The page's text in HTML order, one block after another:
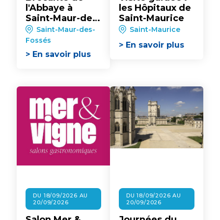
l'Abbaye à
Saint-Maur-des-
Fossés
Saint-Maur-des-
Fossés
> En savoir plus
les Hôpitaux de
Saint-Maurice
Saint-Maurice
> En savoir plus
DU 18/09/2026 AU
20/09/2026
DU 18/09/2026 AU
20/09/2026